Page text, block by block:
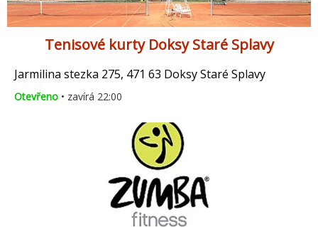
Tenisové kurty Doksy Staré Splavy
Jarmilina stezka 275, 471 63 Doksy Staré Splavy
Otevřeno • zavírá 22:00